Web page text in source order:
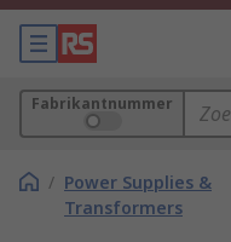
Fabrikantnummer
/ Power Supplies &
Transformers